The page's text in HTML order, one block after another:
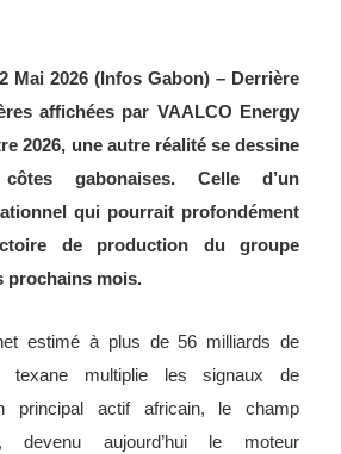
Mai 2026 (Infos Gabon) – Derrière
affichées par VAALCO Energy
2026, une autre réalité se dessine
gabonaises. Celle d’un
qui pourrait profondément
de production du groupe
prochains mois.
estimé à plus de 56 milliards de
texane multiplie les signaux de
principal actif africain, le champ
devenu aujourd’hui le moteur